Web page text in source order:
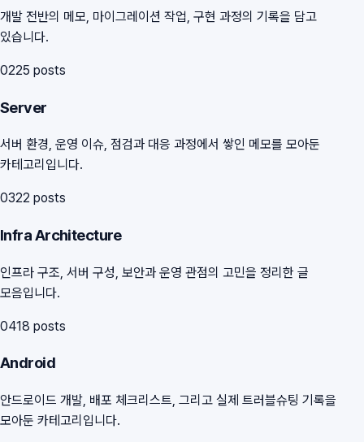
개발 전반의 메모, 마이그레이션 작업, 구현 과정의 기록을 담고
있습니다.
0225 posts
Server
서버 환경, 운영 이슈, 점검과 대응 과정에서 쌓인 메모를 모아둔
카테고리입니다.
0322 posts
Infra Architecture
인프라 구조, 서버 구성, 보안과 운영 관점의 고민을 정리한 글
모음입니다.
0418 posts
Android
안드로이드 개발, 배포 체크리스트, 그리고 실제 트러블슈팅 기록을
모아둔 카테고리입니다.